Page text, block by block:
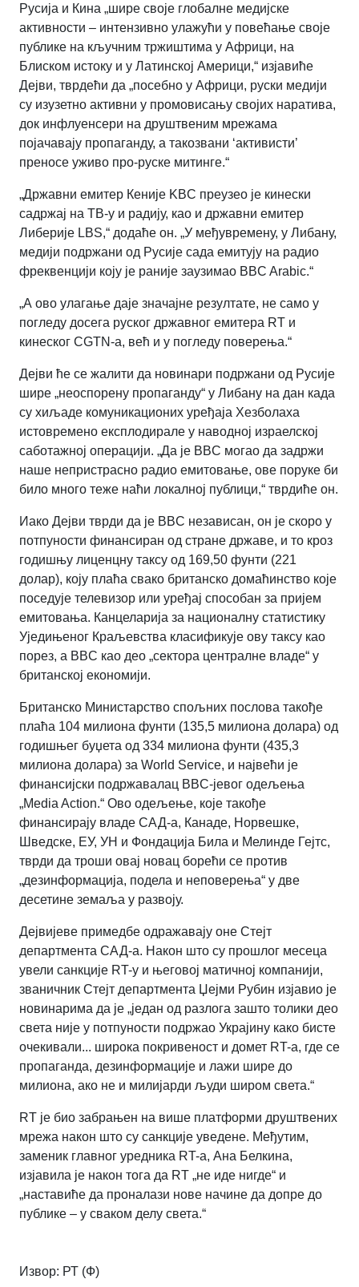
Русија и Кина „шире своје глобалне медијске
активности – интензивно улажући у повећање своје
публике на кључним тржиштима у Африци, на
Блиском истоку и у Латинској Америци,“ изјавиће
Дејви, тврдећи да „посебно у Африци, руски медији
су изузетно активни у промовисању својих наратива,
док инфлуенсери на друштвеним мрежама
појачавају пропаганду, а такозвани ‘активисти’
преносе уживо про-руске митинге.“
„Државни емитер Кеније KBC преузео је кинески
садржај на ТВ-у и радију, као и државни емитер
Либерије LBS,“ додаће он. „У међувремену, у Либану,
медији подржани од Русије сада емитују на радио
фреквенцији коју је раније заузимао BBC Arabic.“
„А ово улагање даје значајне резултате, не само у
погледу досега руског државног емитера RT и
кинеског CGTN-а, већ и у погледу поверења.“
Дејви ће се жалити да новинари подржани од Русије
шире „неоспорену пропаганду“ у Либану на дан када
су хиљаде комуникационих уређаја Хезболаха
истовремено експлодирале у наводној израелској
саботажној операцији. „Да је BBC могао да задржи
наше непристрасно радио емитовање, ове поруке би
било много теже наћи локалној публици,“ тврдиће он.
Иако Дејви тврди да је BBC независан, он је скоро у
потпуности финансиран од стране државе, и то кроз
годишњу лиценцну таксу од 169,50 фунти (221
долар), коју плаћа свако британско домаћинство које
поседује телевизор или уређај способан за пријем
емитовања. Канцеларија за националну статистику
Уједињеног Краљевства класификује ову таксу као
порез, а BBC као део „сектора централне владе“ у
британској економији.
Британско Министарство спољних послова такође
плаћа 104 милиона фунти (135,5 милиона долара) од
годишњег буџета од 334 милиона фунти (435,3
милиона долара) за World Service, и највећи је
финансијски подржавалац BBC-јевог одељења
„Media Action.“ Ово одељење, које такође
финансирају владе САД-а, Канаде, Норвешке,
Шведске, ЕУ, УН и Фондација Била и Мелинде Гејтс,
тврди да троши овај новац борећи се против
„дезинформација, подела и неповерења“ у две
десетине земаља у развоју.
Дејвијеве примедбе одражавају оне Стејт
департмента САД-а. Након што су прошлог месеца
увели санкције RT-у и његовој матичној компанији,
званичник Стејт департмента Џејми Рубин изјавио је
новинарима да је „један од разлога зашто толики део
света није у потпуности подржао Украјину како бисте
очекивали... широка покривеност и домет RT-а, где се
пропаганда, дезинформације и лажи шире до
милиона, ако не и милијарди људи широм света.“
RT је био забрањен на више платформи друштвених
мрежа након што су санкције уведене. Међутим,
заменик главног уредника RT-а, Ана Белкина,
изјавила је након тога да RT „не иде нигде“ и
„наставиће да проналази нове начине да допре до
публике – у сваком делу света.“
Извор: РТ (Ф)